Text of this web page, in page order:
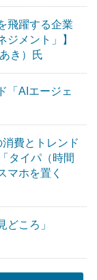
飛躍する企業
ジメント」】
き）氏
「AIエージェ
費とトレンド
タイパ（時間
マホを置く
どころ」